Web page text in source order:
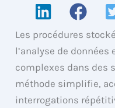
Les procédures
l’analyse de
complexes dans des
méthode simplifie,
interrogations